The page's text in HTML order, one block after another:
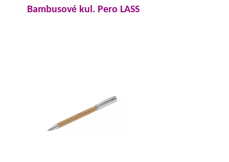
Bambusové kul. Pero LASS